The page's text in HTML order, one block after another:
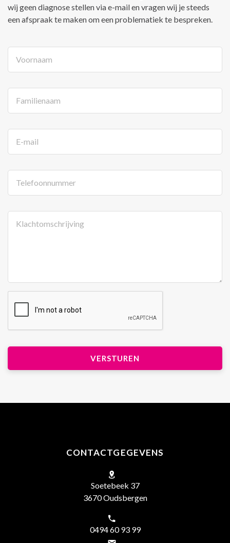
wij geen diagnose stellen via e-mail en vragen wij je steeds
een afspraak te maken om een problematiek te bespreken.
Voornaam
Familienaam
E-mail
Telefoonnummer
Klachtomschrijving
CONTACTGEGEVENS
Soetebeek 37
3670 Oudsbergen
0494 60 93 99